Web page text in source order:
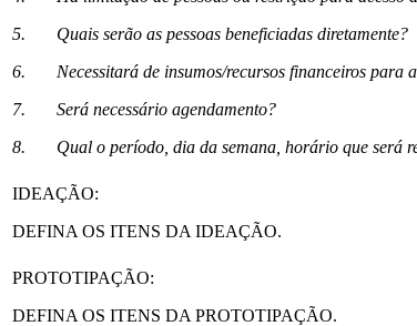
5. Quais serão as pessoas beneficiadas diretamente?
6. Necessitará de insumos/recursos financeiros para
7. Será necessário agendamento?
8. Qual o período, dia da semana, horário que será
IDEAÇÃO:
DEFINA OS ITENS DA IDEAÇÃO.
PROTOTIPAÇÃO:
DEFINA OS ITENS DA PROTOTIPAÇÃO.